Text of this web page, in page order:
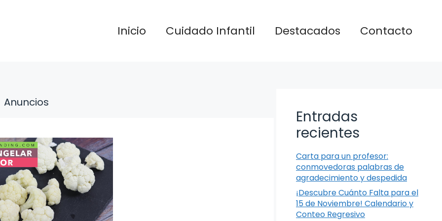
Inicio Cuidado Infantil Destacados Contacto
Anuncios
Entradas
recientes
Carta para un profesor:
conmovedoras palabras de
agradecimiento y despedida
¡Descubre Cuánto Falta para el
15 de Noviembre! Calendario y
Conteo Regresivo